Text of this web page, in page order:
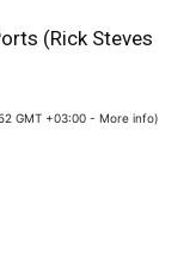
(Rick Steves
GMT +03:00 - More info)